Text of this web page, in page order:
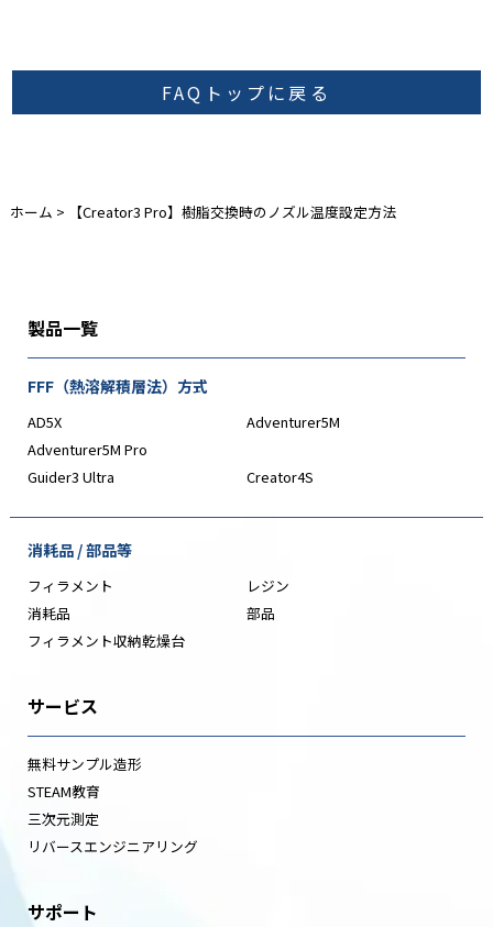
FAQトップに戻る
ホーム > 【Creator3 Pro】樹脂交換時のノズル温度設定方法
製品一覧
FFF（熱溶解積層法）方式
AD5X
Adventurer5M
Adventurer5M Pro
Guider3 Ultra
Creator4S
消耗品 / 部品等
フィラメント
レジン
消耗品
部品
フィラメント収納乾燥台
サービス
無料サンプル造形
STEAM教育
三次元測定
リバースエンジニアリング
サポート